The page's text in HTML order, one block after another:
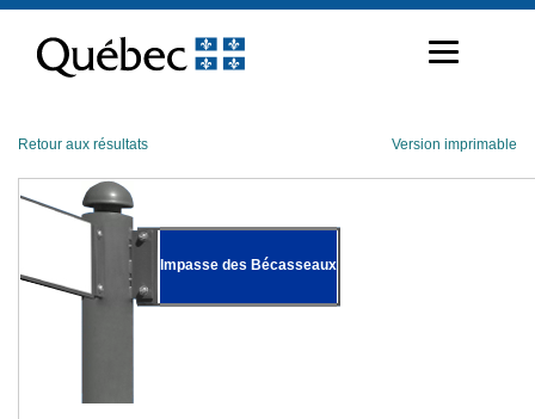
contenu
Retour aux résultats Version imprimable
Impasse des Bécasseaux